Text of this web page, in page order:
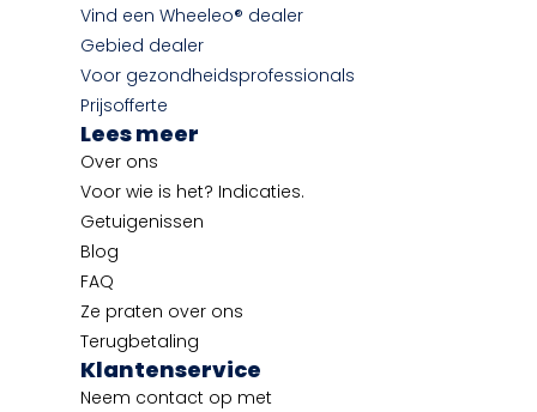
Vind een Wheeleo® dealer
Gebied dealer
Voor gezondheidsprofessionals
Prijsofferte
Lees meer
Over ons
Voor wie is het? Indicaties.
Getuigenissen
Blog
FAQ
Ze praten over ons
Terugbetaling
Klantenservice
Neem contact op met